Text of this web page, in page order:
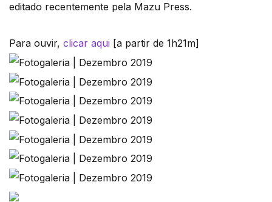
editado recentemente pela Mazu Press.
Para ouvir, clicar aqui [a partir de 1h21m]